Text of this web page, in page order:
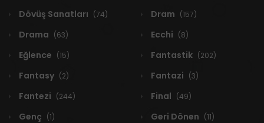
Dövüş Sanatları (74) Dram (157)
Drama (63) Ecchi (8)
Eğlence (15) Fantastik (202)
Fantasy (2) Fantazi (3)
Fantezi (244) Final (49)
Genç (1) Geri Dönen (11)